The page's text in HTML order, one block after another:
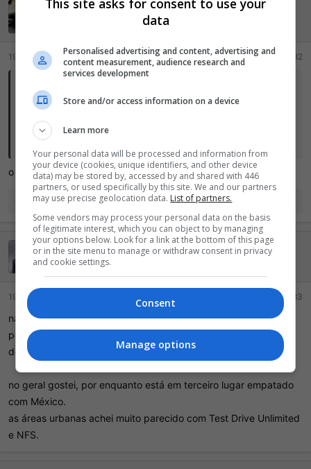
lorenço
19 Maio 2026 #682
Dark Arisen disse:
Jesus cristo, que criador de personagem horrendo. Parece que
alguém foi pago pra garantir que nenhum jogador consiga fazer um
avatar bonito
o jogo se passa no japão mas só tem avatar chines kkkk
WhiteHorseBR01, maurobeDark Arisen
EgonRunner
Mil pontos, LOL!
19 Maio 2026 #683
não arrumaram o esquema de tirar foto, continua muito ruim
pelo menos 1 rádio não está dublada
desligar as notificações de proeza não está funcionando
no geral gostei, por enquanto está em terceiro lugar empatado
com México.
as áreas urbanas achei muito parecido com Test Drive Unlimited
e NFS.
data
Personalised advertising and content, advertising and
content measurement, audience research and
services development
Store and/or access information on a device
Learn more
Your personal data will be processed and information from
your device (cookies, unique identifiers, and other device
data) may be stored by, accessed by and shared with 446
partners, or used specifically by this site. We and our partners
may use precise geolocation data. List of partners.
Some vendors may process your personal data on the basis
of legitimate interest, which you can object to by managing
your options below. Look for a link at the bottom of this page
or in the site menu to manage or withdraw consent in privacy
and cookie settings.
Consent
Manage options